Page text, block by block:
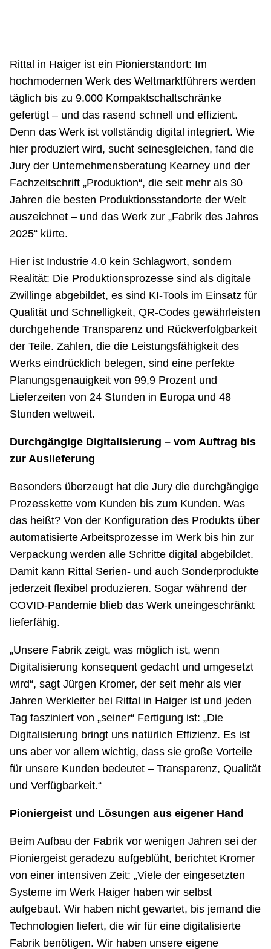
Rittal in Haiger ist ein Pionierstandort: Im
hochmodernen Werk des Weltmarktführers werden
täglich bis zu 9.000 Kompaktschaltschränke
gefertigt – und das rasend schnell und effizient.
Denn das Werk ist vollständig digital integriert. Wie
hier produziert wird, sucht seinesgleichen, fand die
Jury der Unternehmensberatung Kearney und der
Fachzeitschrift „Produktion“, die seit mehr als 30
Jahren die besten Produktionsstandorte der Welt
auszeichnet – und das Werk zur „Fabrik des Jahres
2025“ kürte.
Hier ist Industrie 4.0 kein Schlagwort, sondern
Realität: Die Produktionsprozesse sind als digitale
Zwillinge abgebildet, es sind KI-Tools im Einsatz für
Qualität und Schnelligkeit, QR-Codes gewährleisten
durchgehende Transparenz und Rückverfolgbarkeit
der Teile. Zahlen, die die Leistungsfähigkeit des
Werks eindrücklich belegen, sind eine perfekte
Planungsgenauigkeit von 99,9 Prozent und
Lieferzeiten von 24 Stunden in Europa und 48
Stunden weltweit.
Durchgängige Digitalisierung – vom Auftrag bis
zur Auslieferung
Besonders überzeugt hat die Jury die durchgängige
Prozesskette vom Kunden bis zum Kunden. Was
das heißt? Von der Konfiguration des Produkts über
automatisierte Arbeitsprozesse im Werk bis hin zur
Verpackung werden alle Schritte digital abgebildet.
Damit kann Rittal Serien- und auch Sonderprodukte
jederzeit flexibel produzieren. Sogar während der
COVID-Pandemie blieb das Werk uneingeschränkt
lieferfähig.
„Unsere Fabrik zeigt, was möglich ist, wenn
Digitalisierung konsequent gedacht und umgesetzt
wird“, sagt Jürgen Kromer, der seit mehr als vier
Jahren Werkleiter bei Rittal in Haiger ist und jeden
Tag fasziniert von „seiner“ Fertigung ist: „Die
Digitalisierung bringt uns natürlich Effizienz. Es ist
uns aber vor allem wichtig, dass sie große Vorteile
für unsere Kunden bedeutet – Transparenz, Qualität
und Verfügbarkeit.“
Pioniergeist und Lösungen aus eigener Hand
Beim Aufbau der Fabrik vor wenigen Jahren sei der
Pioniergeist geradezu aufgeblüht, berichtet Kromer
von einer intensiven Zeit: „Viele der eingesetzten
Systeme im Werk Haiger haben wir selbst
aufgebaut. Wir haben nicht gewartet, bis jemand die
Technologien liefert, die wir für eine digitalisierte
Fabrik benötigen. Wir haben unsere eigene